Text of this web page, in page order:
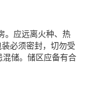
。应远离火种、热
必须密封，切勿受
储。储区应备有合